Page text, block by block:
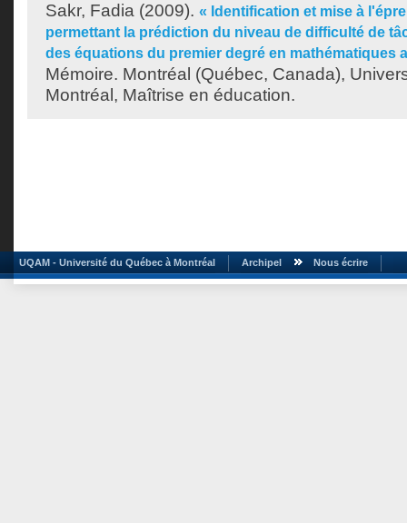
Sakr, Fadia (2009). « Identification et mise à
permettant la prédiction du niveau de difficulté de
des équations du premier degré en mathématiques
Mémoire. Montréal (Québec, Canada),
Montréal, Maîtrise en éducation.
UQAM - Université du Québec à Montréal Archipel Nous écrire